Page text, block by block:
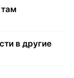
в другие